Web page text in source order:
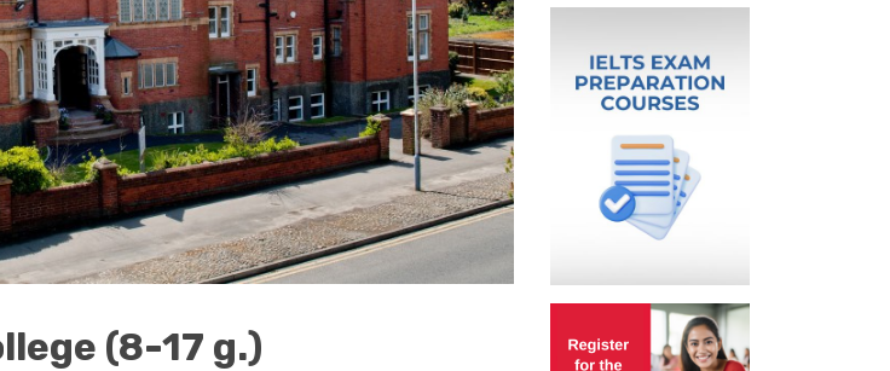
(8-17 g.)